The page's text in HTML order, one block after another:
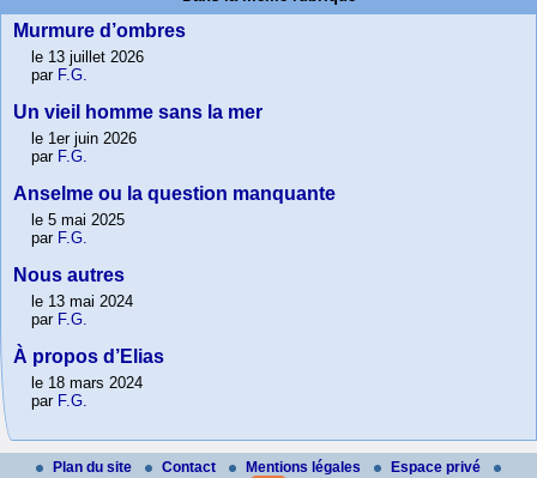
Murmure d’ombres
le 13 juillet 2026
par F.G.
Un vieil homme sans la mer
le 1er juin 2026
par F.G.
Anselme ou la question manquante
le 5 mai 2025
par F.G.
Nous autres
le 13 mai 2024
par F.G.
À propos d’Elias
le 18 mars 2024
par F.G.
Plan du site Contact Mentions légales Espace privé